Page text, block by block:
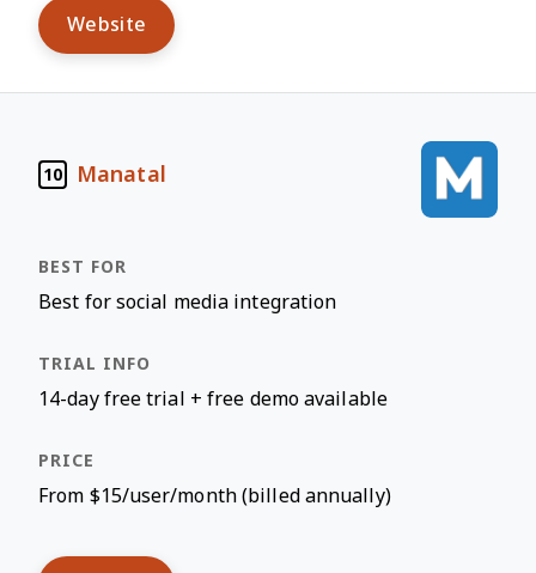
Website
10 Manatal
Best for social media integration
14-day free trial + free demo available
From $15/user/month (billed annually)